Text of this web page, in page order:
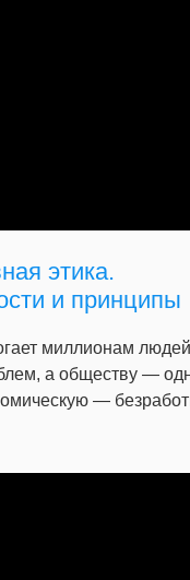
этика.
и принципы
миллионам
а обществу —
—